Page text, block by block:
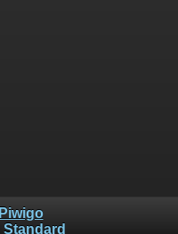
Piwigo
Standard